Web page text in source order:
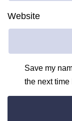
Website
Save my
the next time